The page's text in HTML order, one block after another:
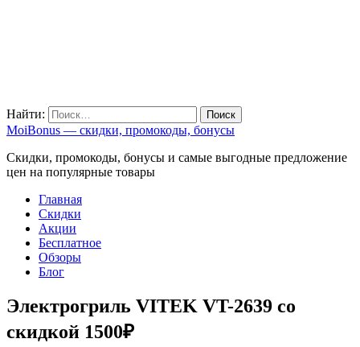
Найти:
MoiBonus — скидки, промокоды, бонусы
Скидки, промокоды, бонусы и самые выгодные предложение
цен на популярные товары
Главная
Скидки
Акции
Бесплатное
Обзоры
Блог
Электрогриль VITEK VT-2639 со
скидкой 1500₽